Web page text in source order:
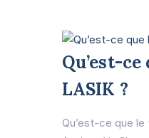
Qu’est-
LASIK ?
Qu’est-ce que